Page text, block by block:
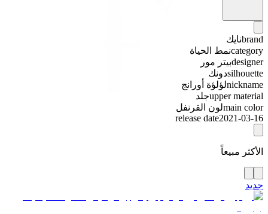
brandنايك
categoryنمط الحياة
designerبيتر مور
silhouetteدونك
nicknameلؤلؤة أورانج
upper materialجلد
main colorلون القرنفل
release date2021-03-16
الأكثر مبيعاً
جديد